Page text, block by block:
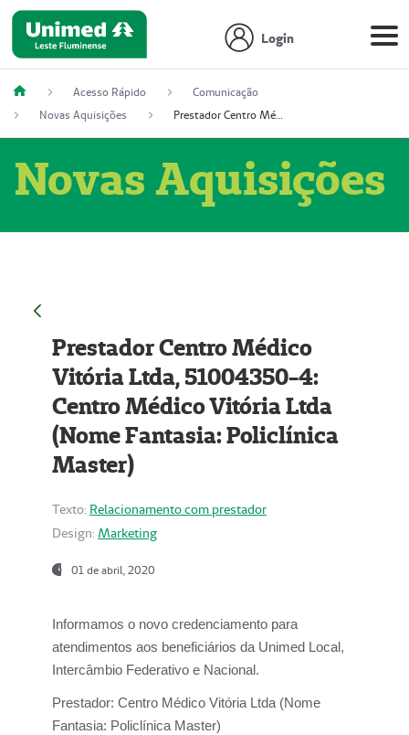
Login
Acesso Rápido
Comunicação
Novas Aquisições
Prestador Centro Médico Vitória Ltda, 51004350-4: Centro Médico Vitória Ltda (Nome Fantasia: Policlínica Master)
Novas Aquisições
Prestador Centro Médico
Vitória Ltda, 51004350-4:
Centro Médico Vitória Ltda
(Nome Fantasia: Policlínica
Master)
Texto: Relacionamento com prestador
Design: Marketing
01 de abril, 2020
Informamos o novo credenciamento para
atendimentos aos beneficiários da Unimed Local,
Intercâmbio Federativo e Nacional.
Prestador: Centro Médico Vitória Ltda (Nome
Fantasia: Policlínica Master)